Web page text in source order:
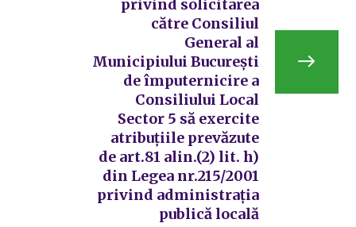
privind solicitarea
către Consiliul
General al
Municipiului București
de împuternicire a
Consiliului Local
Sector 5 să exercite
atribuțiile prevăzute
de art.81 alin.(2) lit. h)
din Legea nr.215/2001
privind administrația
publică locală